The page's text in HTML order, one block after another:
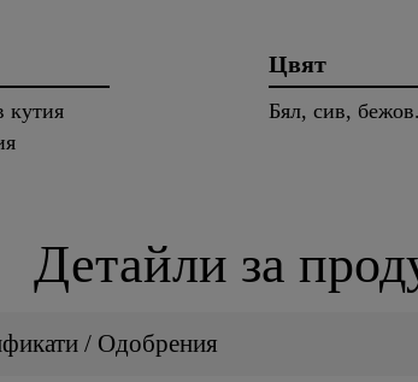
кутия
Цвят
Бял, сив,
Детайли за
/ Одобрения